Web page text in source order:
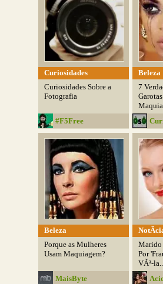
Curiosidades
Curiosidades Sobre a
Fotografia
#F5Free
Beleza
7
Beleza
Porque as Mulheres
Usam Maquiagem?
MaisByte
Marido
Por
VÃª-